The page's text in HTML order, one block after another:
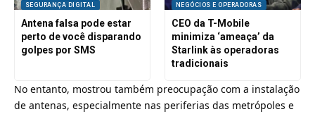
SEGURANÇA DIGITAL
Antena falsa pode estar
perto de você disparando
golpes por SMS
NEGÓCIOS E OPERADORAS
CEO da T-Mobile
minimiza ‘ameaça’ da
Starlink às operadoras
tradicionais
No entanto, mostrou também preocupação com a instalação
de antenas, especialmente nas periferias das metrópoles e